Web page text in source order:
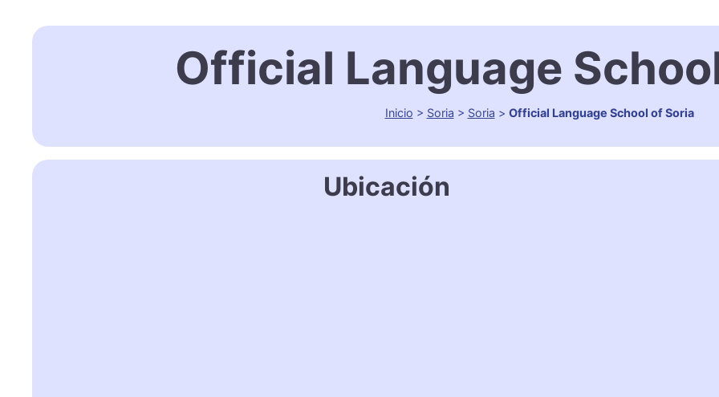
Official Language
Inicio > Soria > Soria > Official Language School of Soria
Ubicación